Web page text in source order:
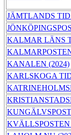
JÄMTLANDS
KALMAR LÄNS
KANALEN (2024)
KARLSKOGA
KVÄLLSPOSTEN